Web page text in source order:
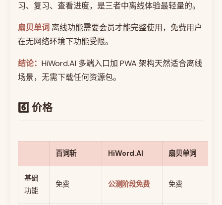
习、复习、查看进度，是三者中离线体验最轻量的。
扇贝单词 离线功能需要会员才能完整使用，免费用户
在无网络环境下功能受限。
结论： HiWord.AI 多端入口加 PWA 架构天然适合离线
场景，无需下载任何资源包。
6️⃣ 价格
百词斩 HiWord.AI 扇贝单词
基础
功能
免费 公测阶段免费 免费